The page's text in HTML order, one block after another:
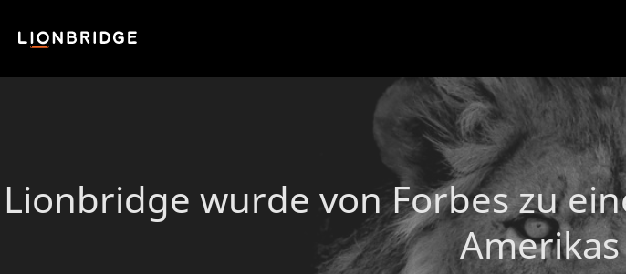
Lionbridge wurde von Forbes zu